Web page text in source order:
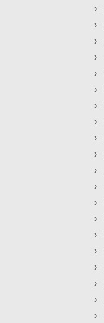
›
›
›
›
›
›
›
›
›
›
›
›
›
›
›
›
›
›
›
›